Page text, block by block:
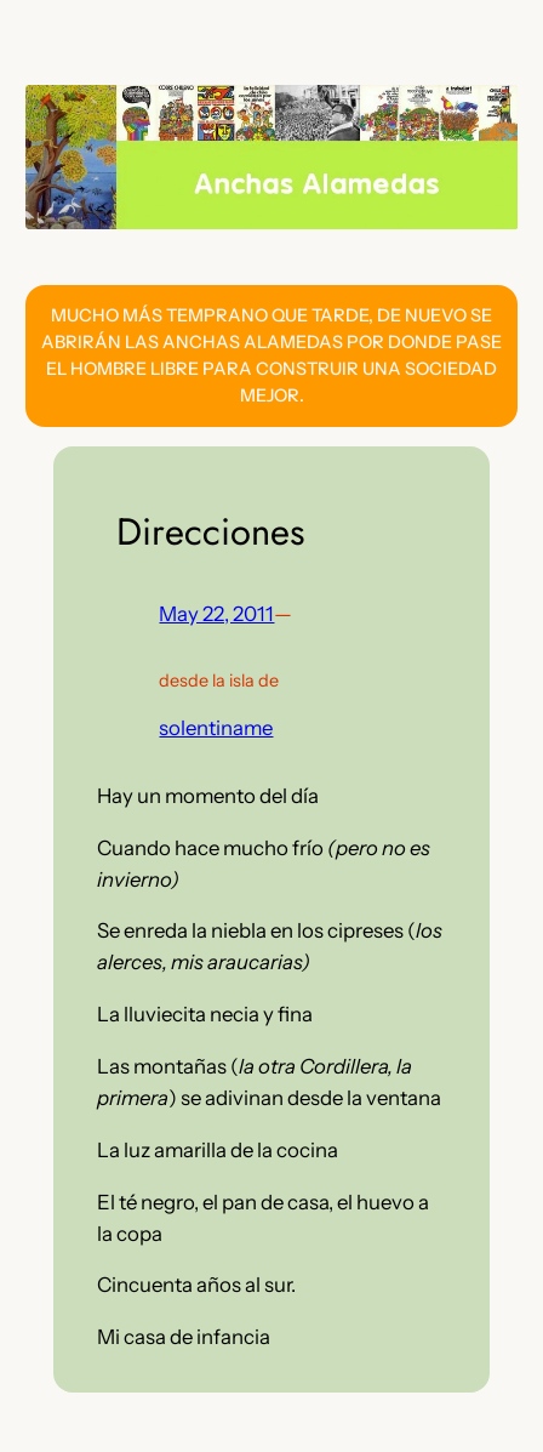
contenido
MUCHO MÁS TEMPRANO QUE TARDE, DE NUEVO SE
ABRIRÁN LAS ANCHAS ALAMEDAS POR DONDE PASE
EL HOMBRE LIBRE PARA CONSTRUIR UNA SOCIEDAD
MEJOR.
Direcciones
May 22, 2011—
desde la isla de
solentiname
Hay un momento del día
Cuando hace mucho frío (pero no es
invierno)
Se enreda la niebla en los cipreses (los
alerces, mis araucarias)
La lluviecita necia y fina
Las montañas (la otra Cordillera, la
primera) se adivinan desde la ventana
La luz amarilla de la cocina
El té negro, el pan de casa, el huevo a
la copa
Cincuenta años al sur.
Mi casa de infancia